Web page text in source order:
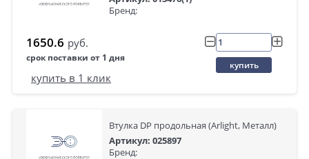
Бренд:
1650.6 руб.
срок поставки от 1 дня
купить
купить в 1 клик
Втулка DP продольная (Arlight, Металл)
Артикул: 025897
Бренд: